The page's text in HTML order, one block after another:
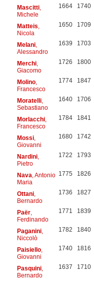
Mascitti,
Michele
1664 1740
Matteis
Nicola
1650 1709
Melani,
Alessandro
1639 1703
Merchi,
Giacomo
1726 1800
Molino,
Francesco
1774 1847
Moratelli,
Sebastiano
1640 1706
Morlacchi,
Francesco
1784 1841
Mossi,
Giovanni
1680 1742
Nardini,
Pietro
1722 1793
Nava , Antonio
Maria
1775 1826
Ottani,
Bernardo
1736 1827
Paër,
Ferdinando
1771 1839
Paganini,
Niccolò
1782 1840
Paisiello,
Giovanni
1740 1816
Pasquini,
Bernardo
1637 1710